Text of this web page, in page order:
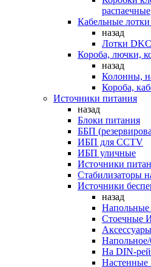
распаечные
Кабельные
назад
Лотки DKC
Короба, лючки,
назад
Колонны,
Короба,
Источники питания
назад
Блоки питания
ББП
ИБП для CCTV
ИБП уличные
Источники
Стабилизаторы
Источники
назад
Стоечные
На DIN-